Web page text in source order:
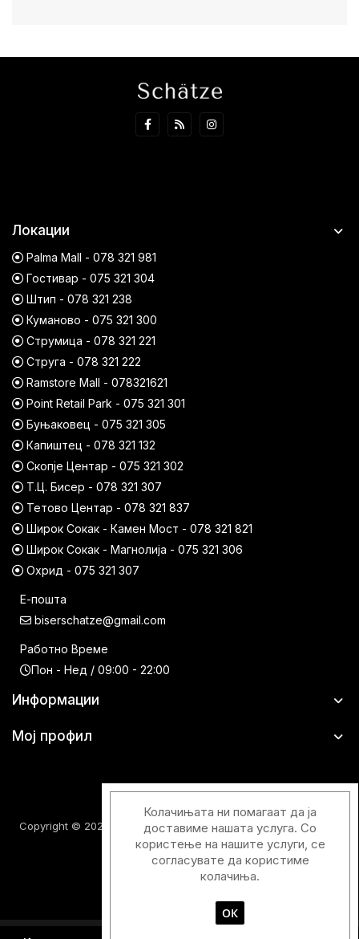
Локации
Palma Mall - 078 321 981
Гостивар - 075 321 304
Штип - 078 321 238
Куманово - 075 321 300
Струмица - 078 321 221
Струга - 078 321 222
Ramstore Mall - 078321621
Point Retail Park - 075 321 301
Буњаковец - 075 321 305
Капиштец - 078 321 132
Скопје Центар - 075 321 302
Т.Ц. Бисер - 078 321 307
Тетово Центар - 078 321 837
Широк Сокак - Камен Мост - 078 321 821
Широк Сокак - Магнолија - 075 321 306
Охрид - 075 321 307
Е-пошта
biserschatze@gmail.com
Работно Време
Пон - Нед / 09:00 - 22:00
Информации
Мој профил
Copyright © 2026 Шатци Парфимерии. Сите права задржани.
Designed & Developed with
Колачињата ни помагаат да ја
доставиме нашата услуга. Со
користење на нашите услуги, се
согласувате да користиме
колачиња.
ОК